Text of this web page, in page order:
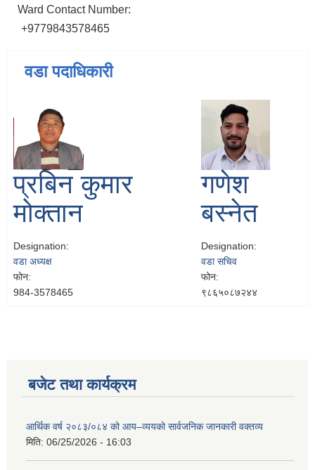
Ward Contact Number:
+9779843578465
वडा पदाधिकारी
प्रबिन कुमार
मोक्तान
Designation:
वडा अध्यक्ष
फोन:
984-3578465
गणेश
बस्नेत
Designation:
वडा सचिव
फोन:
९८६५०८७२४४
बजेट तथा कार्यक्रम
आर्थिक वर्ष २०८३/०८४ को आय–व्ययको सार्वजनिक जानकारी वक्तव्य
मिति: 06/25/2026 - 16:03